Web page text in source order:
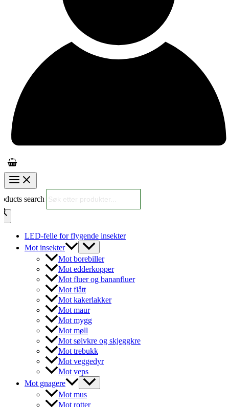
search
LED-felle for flygende insekter
Mot insekter
Mot borebiller
Mot edderkopper
Mot fluer og bananfluer
Mot flått
Mot kakerlakker
Mot maur
Mot mygg
Mot møll
Mot sølvkre og skjeggkre
Mot trebukk
Mot veggedyr
Mot veps
Mot gnagere
Mot mus
Mot rotter